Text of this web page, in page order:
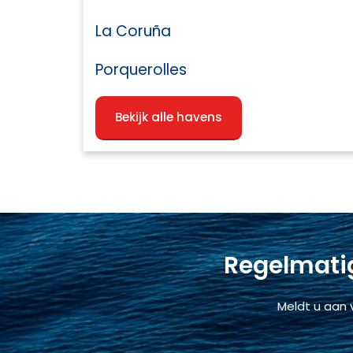
La Coruña
Porquerolles
Bekijk alle havens
Meldt u aan